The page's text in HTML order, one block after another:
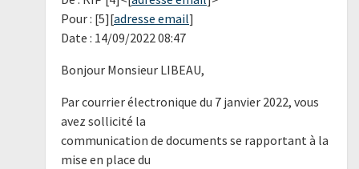
Pour : [5][adresse email]
Date : 14/09/2022 08:47
Bonjour Monsieur LIBEAU,
Par courrier électronique du 7 janvier 2022, vous
avez sollicité la
communication de documents se rapportant à la
mise en place du